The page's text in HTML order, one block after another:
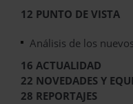
12 PUNTO DE VISTA
Análisis de los
16 ACTUALIDAD
22 NOVEDADES Y
28 REPORTAJES